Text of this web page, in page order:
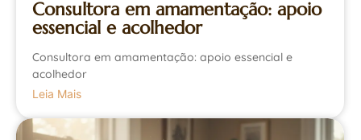
Consultora em amamentação: apoio
essencial e acolhedor
Consultora em amamentação: apoio essencial e
acolhedor
Leia Mais